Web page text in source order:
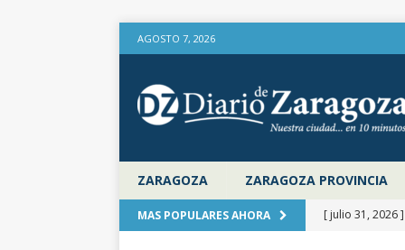
AGOSTO 7, 2026
ZARAGOZA ZARAGOZA PROVINCIA
MAS POPULARES AHORA [ julio 31, 2026 ]